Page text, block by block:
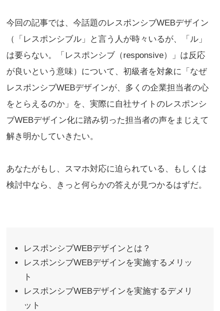
今回の記事では、今話題のレスポンシブWEBデザイン
（「レスポンシブル」と言う人が時々いるが、「ル」
は要らない。「レスポンシブ（responsive）」は反応
が良いという意味）について、初級者を対象に「なぜ
レスポンシブWEBデザインが、多くの企業担当者の心
をとらえるのか」を、実際に自社サイトのレスポンシ
ブWEBデザイン化に踏み切った担当者の声をまじえて
解き明かしていきたい。
あなたがもし、スマホ対応に迫られている、もしくは
検討中なら、きっと何らかの答えが見つかるはずだ。
レスポンシブWEBデザインとは？
レスポンシブWEBデザインを実施するメリッ
ト
レスポンシブWEBデザインを実施するデメリ
ット